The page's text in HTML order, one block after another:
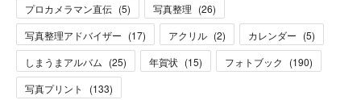
プロカメラマン直伝 (5) 写真整理 (26)
写真整理アドバイザー (17) アクリル (2) カレンダー (5)
しまうまアルバム (25) 年賀状 (15) フォトブック (190)
写真プリント
(133)